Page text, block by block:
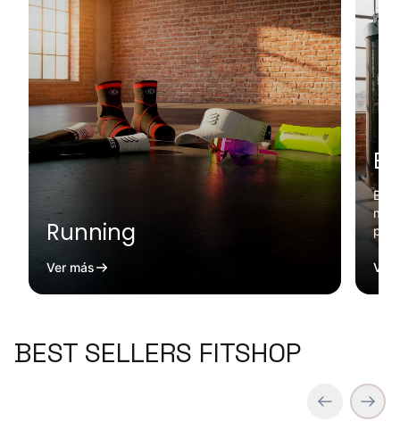
Running
Ver más Ver
BEST SELLERS FITSHOP